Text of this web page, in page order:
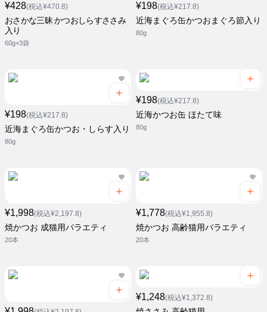
¥428(税込¥470.8)
おさかな三昧 かつおしらすささみ
入り
60g×3袋
¥198(税込¥217.8)
近海まぐろ缶かつおまぐろ節入り
80g
¥198(税込¥217.8)
近海まぐろ缶かつお・しらす入り
80g
¥198(税込¥217.8)
近海かつお缶 ほたて味
80g
¥1,998(税込¥2,197.8)
焼かつお 成猫用バラエティ
20本
¥1,778(税込¥1,955.8)
焼かつお 高齢猫用バラエティ
20本
¥1,248(税込¥1,372.8)